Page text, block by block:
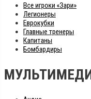
Все игроки «Зари»
Легионеры
Еврокубки
Главные тренеры
Капитаны
Бомбардиры